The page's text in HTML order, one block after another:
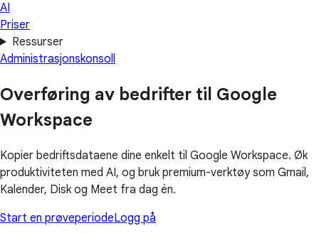
AI
Priser
Ressurser
Administrasjonskonsoll
Overføring av bedrifter til Google
Workspace
Kopier bedriftsdataene dine enkelt til Google Workspace. Øk
produktiviteten med AI, og bruk premium-verktøy som Gmail,
Kalender, Disk og Meet fra dag én.
Start en prøveperiodeLogg på